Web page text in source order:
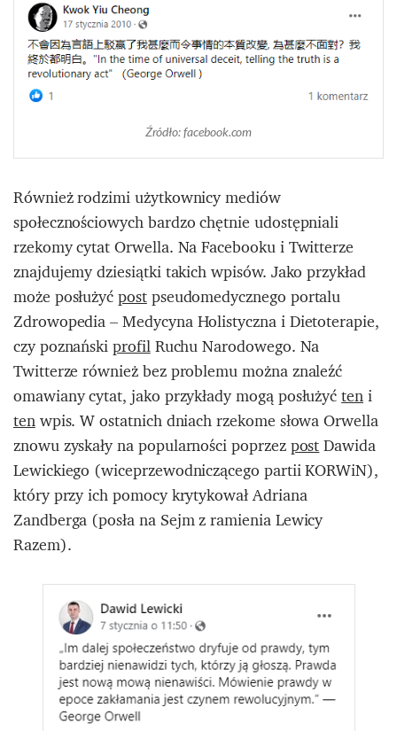
Źródło: facebook.com
Również rodzimi użytkownicy mediów
społecznościowych bardzo chętnie udostępniali
rzekomy cytat Orwella. Na Facebooku i Twitterze
znajdujemy dziesiątki takich wpisów. Jako przykład
może posłużyćpostpseudomedycznego portalu
Zdrowopedia – Medycyna Holistyczna i Dietoterapie,
czy poznańskiprofilRuchu Narodowego. Na
Twitterze również bez problemu można znaleźć
omawiany cytat, jako przykłady mogą posłużyćteni
tenwpis. W ostatnich dniach rzekome słowa Orwella
znowu zyskały na popularności poprzezpostDawida
Lewickiego (wiceprzewodniczącego partii KORWiN),
który przy ich pomocy krytykował Adriana
Zandberga (posła na Sejm z ramienia Lewicy
Razem).